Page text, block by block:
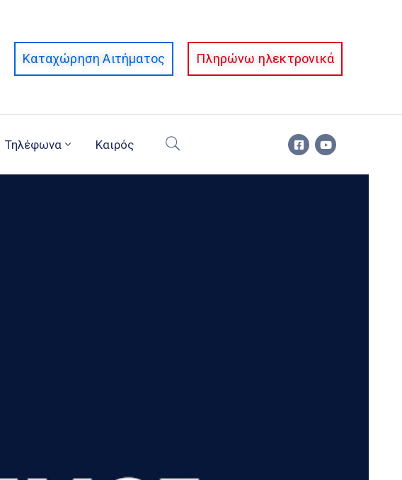
Καταχώρηση Αιτήματος Πληρώνω ηλεκτρονικά
Τηλέφωνα Καιρός